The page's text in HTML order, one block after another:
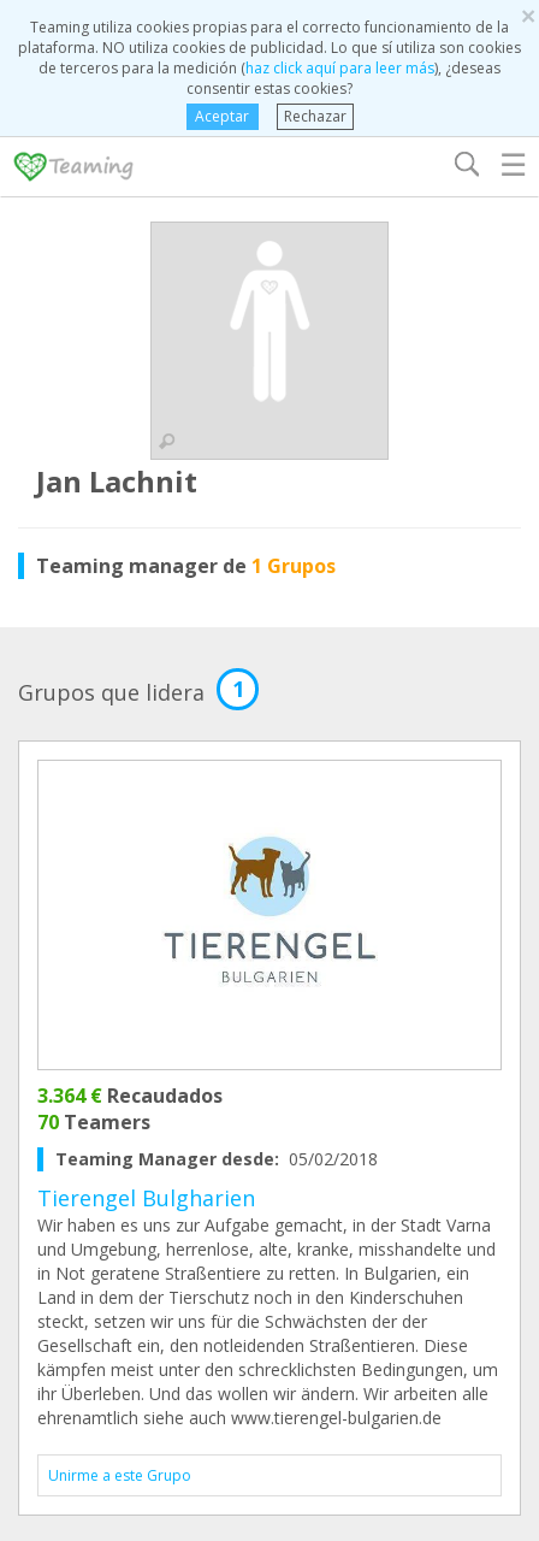
×
Teaming utiliza cookies propias para el correcto funcionamiento de la
plataforma. NO utiliza cookies de publicidad. Lo que sí utiliza son cookies
de terceros para la medición (haz click aquí para leer más), ¿deseas
consentir estas cookies?
Aceptar
Rechazar
☰
Jan Lachnit
Teaming manager de 1 Grupos
Grupos que lidera 1
3.364 € Recaudados
70 Teamers
Teaming Manager desde: 05/02/2018
Tierengel Bulgharien
Wir haben es uns zur Aufgabe gemacht, in der Stadt Varna
und Umgebung, herrenlose, alte, kranke, misshandelte und
in Not geratene Straßentiere zu retten. In Bulgarien, ein
Land in dem der Tierschutz noch in den Kinderschuhen
steckt, setzen wir uns für die Schwächsten der der
Gesellschaft ein, den notleidenden Straßentieren. Diese
kämpfen meist unter den schrecklichsten Bedingungen, um
ihr Überleben. Und das wollen wir ändern. Wir arbeiten alle
ehrenamtlich siehe auch www.tierengel-bulgarien.de
Unirme a este Grupo